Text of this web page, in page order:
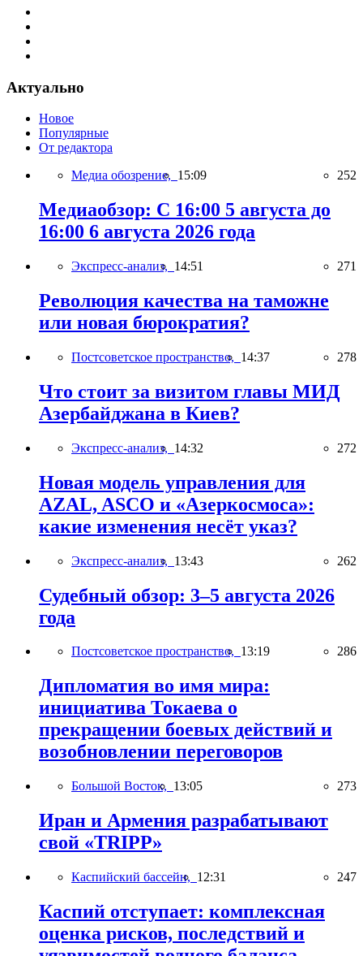
Актуально
Новое
Популярные
От редактора
Медиа обозрение, 15:09 252
Медиаобзор: С 16:00 5 августа до
16:00 6 августа 2026 года
Экспресс-анализ, 14:51 271
Революция качества на таможне
или новая бюрократия?
Постсоветское пространство, 14:37 278
Что стоит за визитом главы МИД
Азербайджана в Киев?
Экспресс-анализ, 14:32 272
Новая модель управления для
AZAL, ASCO и «Азеркосмоса»:
какие изменения несёт указ?
Экспресс-анализ, 13:43 262
Судебный обзор: 3–5 августа 2026
года
Постсоветское пространство, 13:19 286
Дипломатия во имя мира:
инициатива Токаева о
прекращении боевых действий и
возобновлении переговоров
Большой Восток, 13:05 273
Иран и Армения разрабатывают
свой «TRIPP»
Каспийский бассейн, 12:31 247
Каспий отступает: комплексная
оценка рисков, последствий и